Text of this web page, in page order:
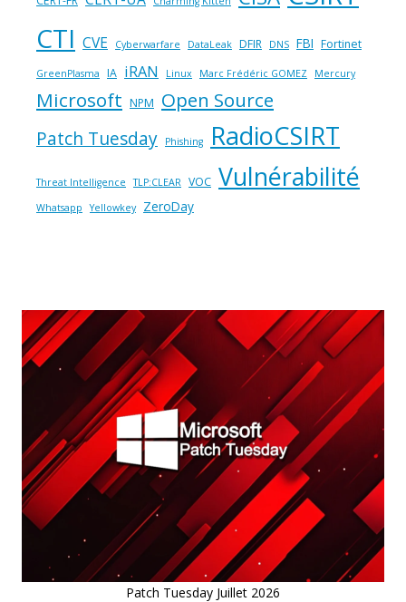
CTI CVE Cyberwarfare DataLeak DFIR DNS FBI Fortinet
GreenPlasma IA iRAN Linux Marc Frédéric GOMEZ Mercury
Microsoft NPM Open Source
Patch Tuesday Phishing RadioCSIRT
Threat Intelligence TLP:CLEAR VOC Vulnérabilité
Whatsapp Yellowkey ZeroDay
Patch Tuesday Juillet 2026